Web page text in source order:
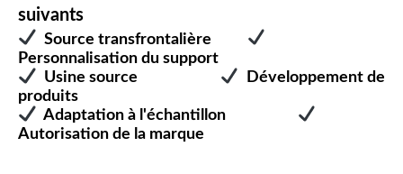
suivants
Source transfrontalière
Personnalisation du support
Usine source
Développement de
produits
Adaptation à l'échantillon
Autorisation de la marque